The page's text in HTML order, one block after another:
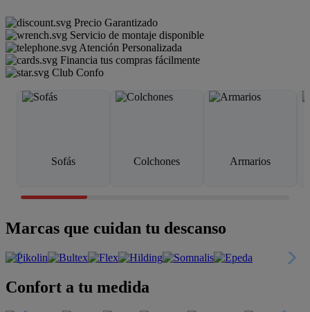
Precio Garantizado
Servicio de montaje disponible
Atención Personalizada
Financia tus compras fácilmente
Club Confo
Sofás Colchones Armarios
Marcas que cuidan tu descanso
Confort a tu medida